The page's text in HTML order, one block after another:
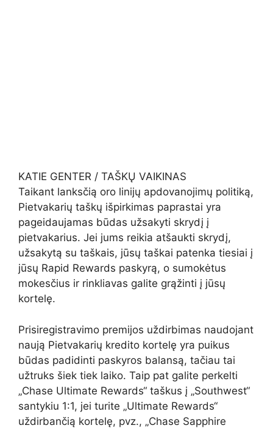
KATIE GENTER / TAŠKŲ VAIKINAS
Taikant lanksčią oro linijų apdovanojimų politiką,
Pietvakarių taškų išpirkimas paprastai yra
pageidaujamas būdas užsakyti skrydį į
pietvakarius. Jei jums reikia atšaukti skrydį,
užsakytą su taškais, jūsų taškai patenka tiesiai į
jūsų Rapid Rewards paskyrą, o sumokėtus
mokesčius ir rinkliavas galite grąžinti į jūsų
kortelę.
Prisiregistravimo premijos uždirbimas naudojant
naują Pietvakarių kredito kortelę yra puikus
būdas padidinti paskyros balansą, tačiau tai
užtruks šiek tiek laiko. Taip pat galite perkelti
„Chase Ultimate Rewards“ taškus į „Southwest“
santykiu 1:1, jei turite „Ultimate Rewards“
uždirbančią kortelę, pvz., „Chase Sapphire